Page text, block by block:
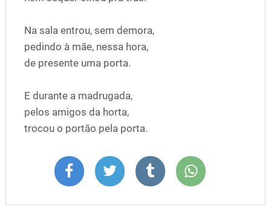
Na sala entrou, sem demora,
pedindo à mãe, nessa hora,
de presente uma porta.
E durante a madrugada,
pelos amigos da horta,
trocou o portão pela porta.